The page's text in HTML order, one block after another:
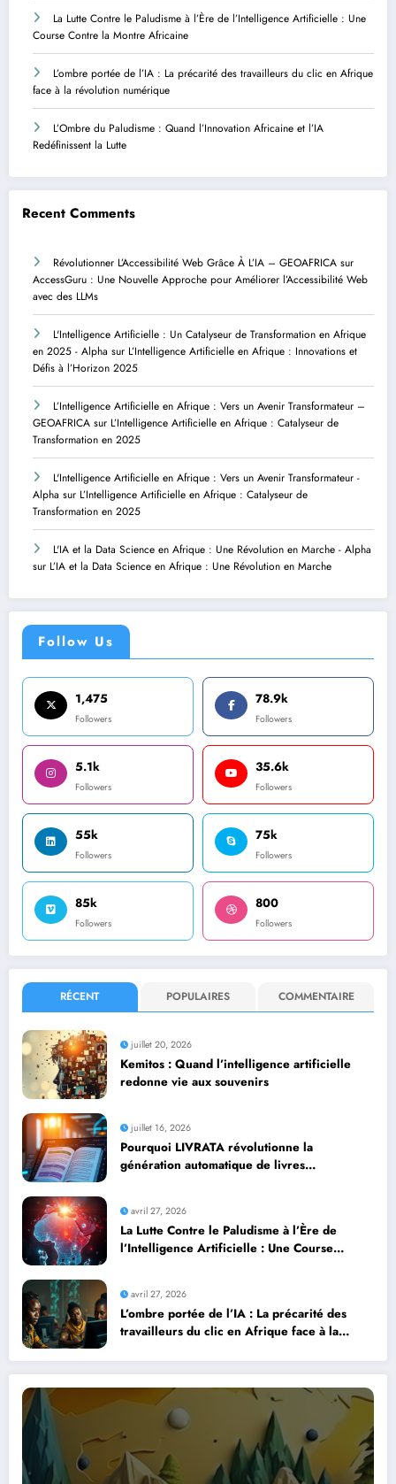
La Lutte Contre le Paludisme à l’Ère de l’Intelligence Artificielle : Une
Course Contre la Montre Africaine
L’ombre portée de l’IA : La précarité des travailleurs du clic en Afrique
face à la révolution numérique
L’Ombre du Paludisme : Quand l’Innovation Africaine et l’IA
Redéfinissent la Lutte
Recent Comments
Révolutionner L’Accessibilité Web Grâce À L’IA – GEOAFRICA sur
AccessGuru : Une Nouvelle Approche pour Améliorer l’Accessibilité Web
avec des LLMs
L'Intelligence Artificielle : Un Catalyseur de Transformation en Afrique
en 2025 - Alpha sur L’Intelligence Artificielle en Afrique : Innovations et
Défis à l’Horizon 2025
L’Intelligence Artificielle en Afrique : Vers un Avenir Transformateur –
GEOAFRICA sur L’Intelligence Artificielle en Afrique : Catalyseur de
Transformation en 2025
L'Intelligence Artificielle en Afrique : Vers un Avenir Transformateur -
Alpha sur L’Intelligence Artificielle en Afrique : Catalyseur de
Transformation en 2025
L'IA et la Data Science en Afrique : Une Révolution en Marche - Alpha
sur L’IA et la Data Science en Afrique : Une Révolution en Marche
Follow Us
1,475
Followers
78.9k
Followers
5.1k
Followers
35.6k
Followers
55k
Followers
75k
Followers
85k
Followers
800
Followers
RÉCENT POPULAIRES COMMENTAIRE
juillet 20, 2026
Kemitos : Quand l’intelligence artificielle
redonne vie aux souvenirs
juillet 16, 2026
Pourquoi LIVRATA révolutionne la
génération automatique de livres
avril 27, 2026
La Lutte Contre le Paludisme à l’Ère de
l’Intelligence Artificielle : Une Course
avril 27, 2026
L’ombre portée de l’IA : La précarité des
travailleurs du clic en Afrique face à la